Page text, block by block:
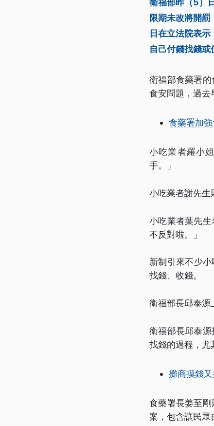
衛福部昨（5）
限期未改將開
日在立法院表
自己付錢找錢或
衛福部食藥署
食安問題，過去
食藥署加
小吃業者羅小
手。」
小吃業者謝先生
小吃業者葉先
不反對啦。」
新制引來不少
找錢、收錢。
衛福部長邱泰源
衛福部長邱泰
找錢的過程，尤
攤商摸錢
食藥署長姜至
案，包含讓民眾